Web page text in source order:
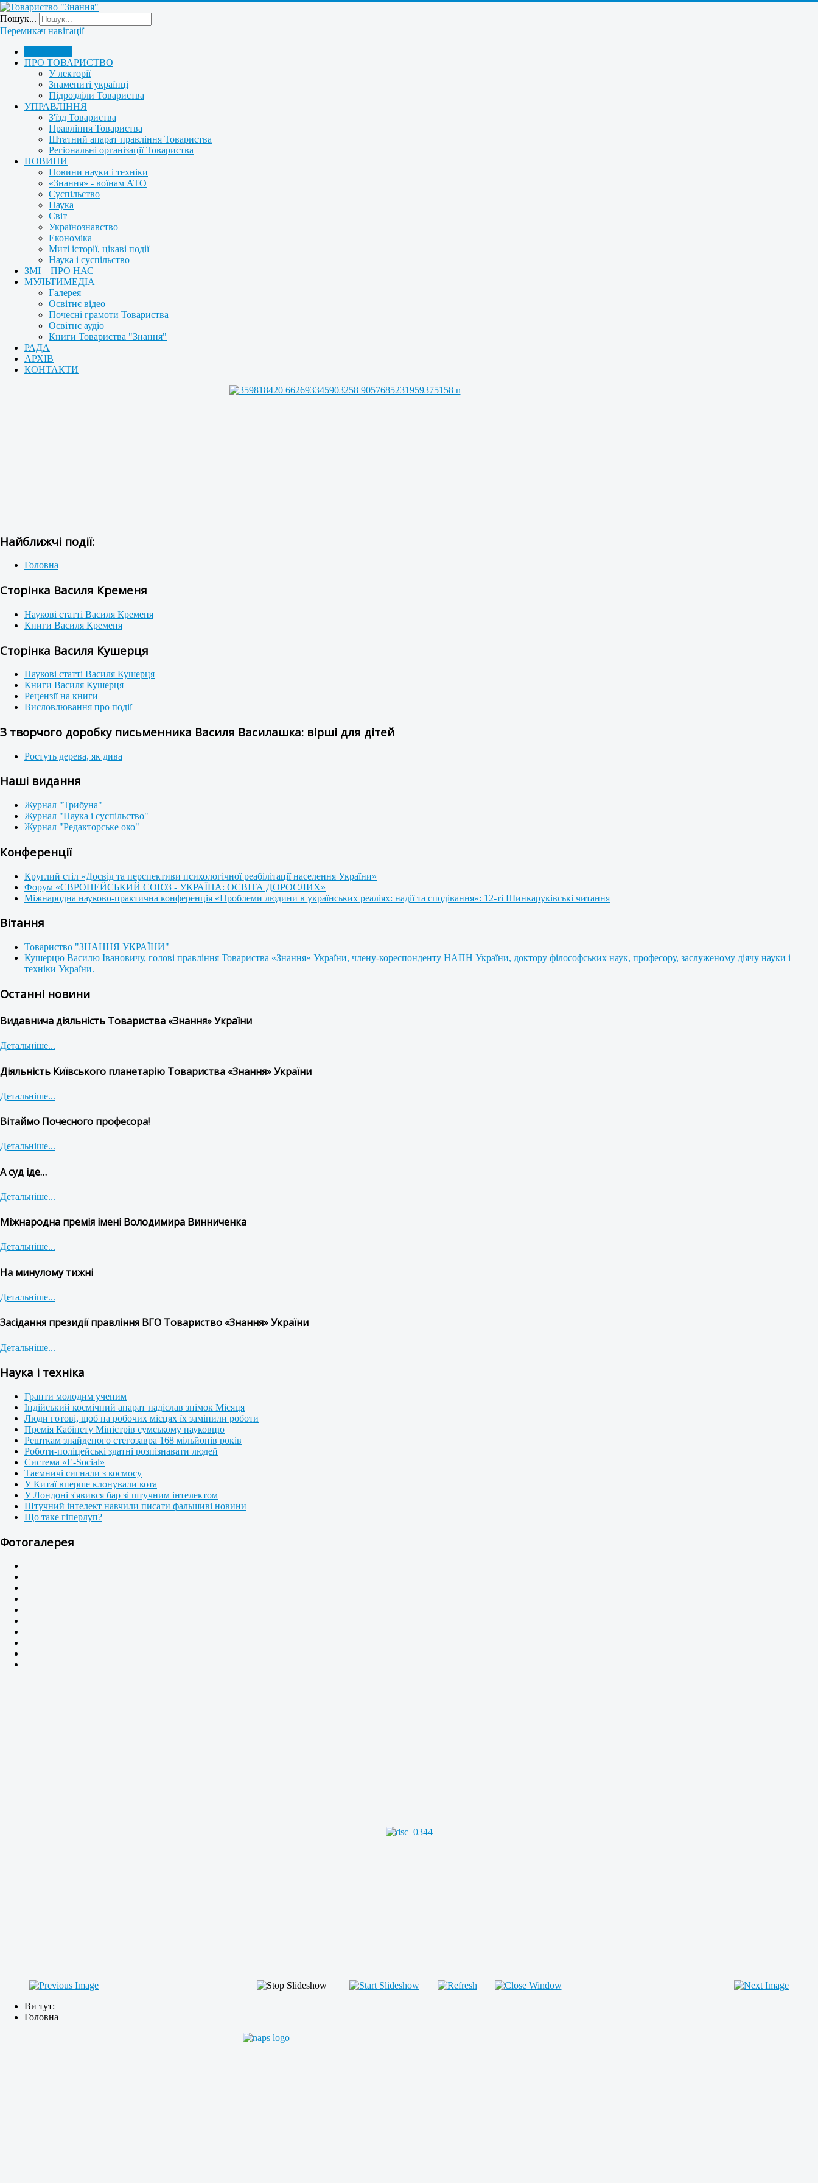
Пошук...
Перемикач навігації
ПРО ТОВАРИСТВО
У лекторії
Знамениті українці
Підрозділи Товариства
УПРАВЛІННЯ
З'їзд Товариства
Правління Товариства
Штатний апарат правління Товариства
Регіональні організації Товариства
НОВИНИ
Новини науки і техніки
«Знання» - воїнам АТО
Суспільство
Наука
Світ
Українознавство
Економіка
Миті історії, цікаві події
Наука і суспільство
ЗМІ – ПРО НАС
МУЛЬТИМЕДІА
Галерея
Освітнє відео
Почесні грамоти Товариства
Освітнє аудіо
Книги Товариства "Знання"
РАДА
АРХІВ
КОНТАКТИ
Найближчі події:
Головна
Сторінка Василя Кременя
Наукові статті Василя Кременя
Книги Василя Кременя
Сторінка Василя Кушерця
Наукові статті Василя Кушерця
Книги Василя Кушерця
Рецензії на книги
Висловлювання про події
З творчого доробку письменника Василя Василашка: вірші для дітей
Ростуть дерева, як дива
Наші видання
Журнал "Трибуна"
Журнал "Наука і суспільство"
Журнал "Редакторське око"
Конференції
Круглий стіл «Досвід та перспективи психологічної реабілітації населення України»
Форум «ЄВРОПЕЙСЬКИЙ СОЮЗ - УКРАЇНА: ОСВІТА ДОРОСЛИХ»
Міжнародна науково-практична конференція «Проблеми людини в українських реаліях: надії та сподівання»: 12-ті Шинкаруківські читання
Вітання
Товариство "ЗНАННЯ УКРАЇНИ"
Кушерцю Василю Івановичу, голові правління Товариства «Знання» України, члену-кореспонденту НАПН України, доктору філософських наук, професору, заслуженому діячу науки і
техніки України.
Останні новини
Видавнича діяльність Товариства «Знання» України
Детальніше...
Діяльність Київського планетарію Товариства «Знання» України
Детальніше...
Вітаймо Почесного професора!
Детальніше...
А суд іде…
Детальніше...
Міжнародна премія імені Володимира Винниченка
Детальніше...
На минулому тижні
Детальніше...
Засідання президії правління ВГО Товариство «Знання» України
Детальніше...
Наука і техніка
Гранти молодим ученим
Індійський космічний апарат надіслав знімок Місяця
Люди готові, щоб на робочих місцях їх замінили роботи
Премія Кабінету Міністрів сумському науковцю
Решткам знайденого стегозавра 168 мільйонів років
Роботи-поліцейські здатні розпізнавати людей
Система «E-Social»
Таємничі сигнали з космосу
У Китаї вперше клонували кота
У Лондоні з'явився бар зі штучним інтелектом
Штучний інтелект навчили писати фальшиві новини
Що таке гіперлуп?
Фотогалерея
Ви тут:
Головна